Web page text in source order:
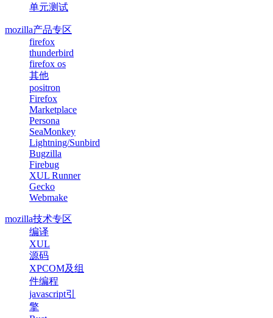
单元测试
mozilla产品专区
firefox
thunderbird
firefox os
其他
positron
Firefox
Marketplace
Persona
SeaMonkey
Lightning/Sunbird
Bugzilla
Firebug
XUL Runner
Gecko
Webmake
mozilla技术专区
编译
XUL
源码
XPCOM及组
件编程
javascript引
擎